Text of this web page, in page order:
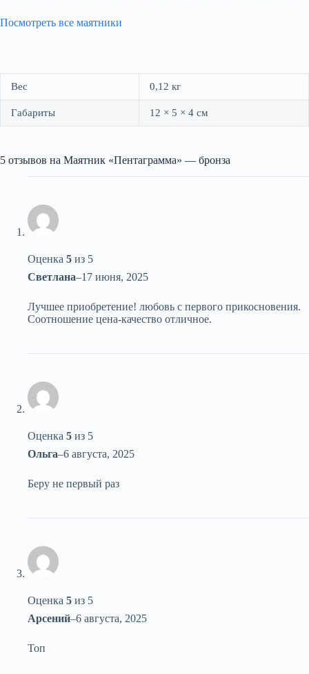
Посмотреть все маятники
Вес 0,12 кг
Габариты 12 × 5 × 4 см
5 отзывов на Маятник «Пентаграмма» — бронза
Оценка 5 из 5
Светлана–17 июня, 2025
Лучшее приобретение! любовь с первого прикосновения.
Соотношение цена‑качество отличное.
Оценка 5 из 5
Ольга–6 августа, 2025
Беру не первый раз
Оценка 5 из 5
Арсений–6 августа, 2025
Топ